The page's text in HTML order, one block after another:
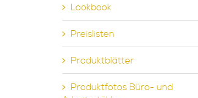
Lookbook
Preislisten
Produktblätter
Produktfotos Büro- und